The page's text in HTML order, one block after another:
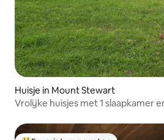
Huisje in Mount Stewart
Vrolijke huisjes met 1 slaapkamer